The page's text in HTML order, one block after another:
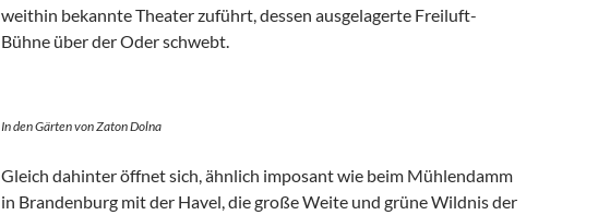
weithin bekannte Theater zuführt, dessen ausgelagerte Freiluft-
Bühne über der Oder schwebt.
In den Gärten von Zaton Dolna
Gleich dahinter öffnet sich, ähnlich imposant wie beim Mühlendamm
in Brandenburg mit der Havel, die große Weite und grüne Wildnis der